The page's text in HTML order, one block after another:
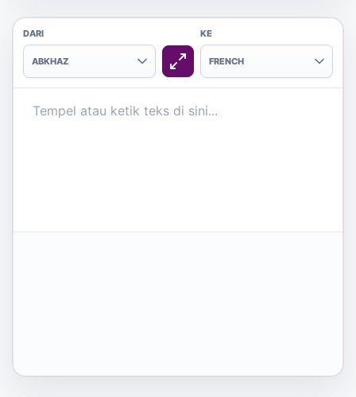
DARI
ABKHAZ
KE
FRENCH